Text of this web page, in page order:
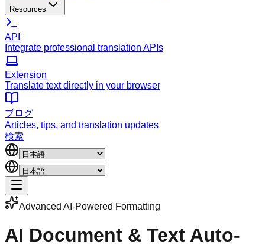
Resources
API
Integrate professional translation APIs
Extension
Translate text directly in your browser
ブログ
Articles, tips, and translation updates
検索
Advanced AI-Powered Formatting
AI Document & Text Auto-